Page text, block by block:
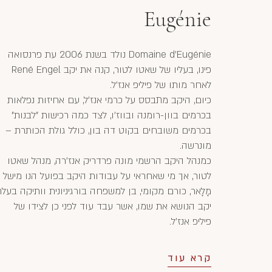
Eugénie
Domaine d'Eugénie נולד בשנת 2006 עת פרנסואה
פינו, בעליו של שאטו לטור, קנה את יקב René Engel
לאחר מותו של פיליפ אנז'ל.
כיום, היקב מתבסס על כרמי אנז'ל, עם אחיזות נפלאות
בכרמים בוון-רומנה ובווז'ו, לצד כמה רכישות "לבנות"
בכרמים משובחים בקוט דה בון, כולל גולת הכותרת –
מונרשה.
כמנהל היקב הרשמי מונה פרדריק אנז'רה, מנהל שאטו
לטור, אך מי שאחראי על עבודות היקב בפועל הנו מישל
מָלָאר, כורם מקומי, בן למשפחה בורגיניונית וותיקה
יקב הנושא את שמו, אשר עבד עוד לפני כן לצידו של
פיליפ אנז'ל.
קרא עוד